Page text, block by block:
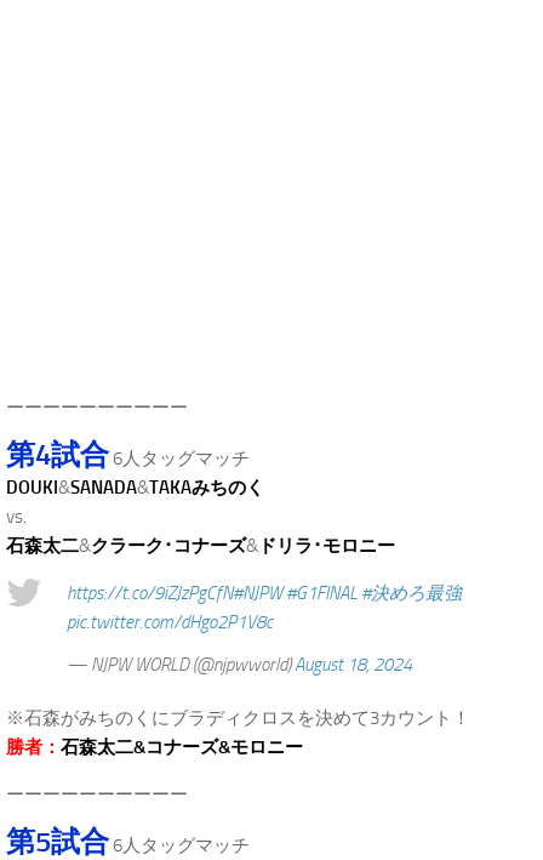
ーーーーーーーーーー
第4試合6人タッグマッチ
DOUKI&SANADA&TAKAみちのく
vs.
石森太二&クラーク･コナーズ& ドリラ･モロニー
https://t.co/9iZJzPgCfN#NJPW #G1FINAL #決めろ最強
pic.twitter.com/dHgo2P1V8c
— NJPW WORLD (@njpwworld)August 18, 2024
※石森がみちのくにブラディクロスを決めて3カウント！
勝者： 石森太二&コナーズ&モロニー
ーーーーーーーーーー
第5試合6人タッグマッチ